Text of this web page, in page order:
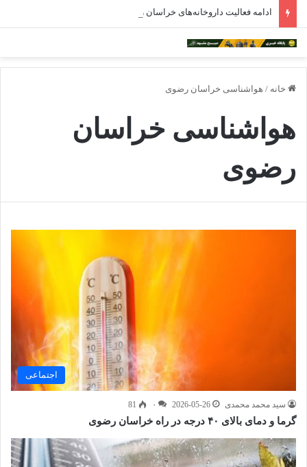
خانه / هواشناسی خراسان رضوی
هواشناسی خراسان
رضوی
اجتماعی
سید محمد محمدی 2026-05-26 ۰ 81
گرما و دمای بالای ۴۰ درجه در راه خراسان رضوی